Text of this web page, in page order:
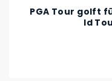
PGA Tour golft
ld